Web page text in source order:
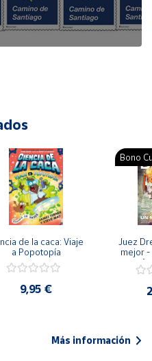
de la caca: Viaje
a Popotopía
9,95 €
Bono
Juez
mejor -
Más información